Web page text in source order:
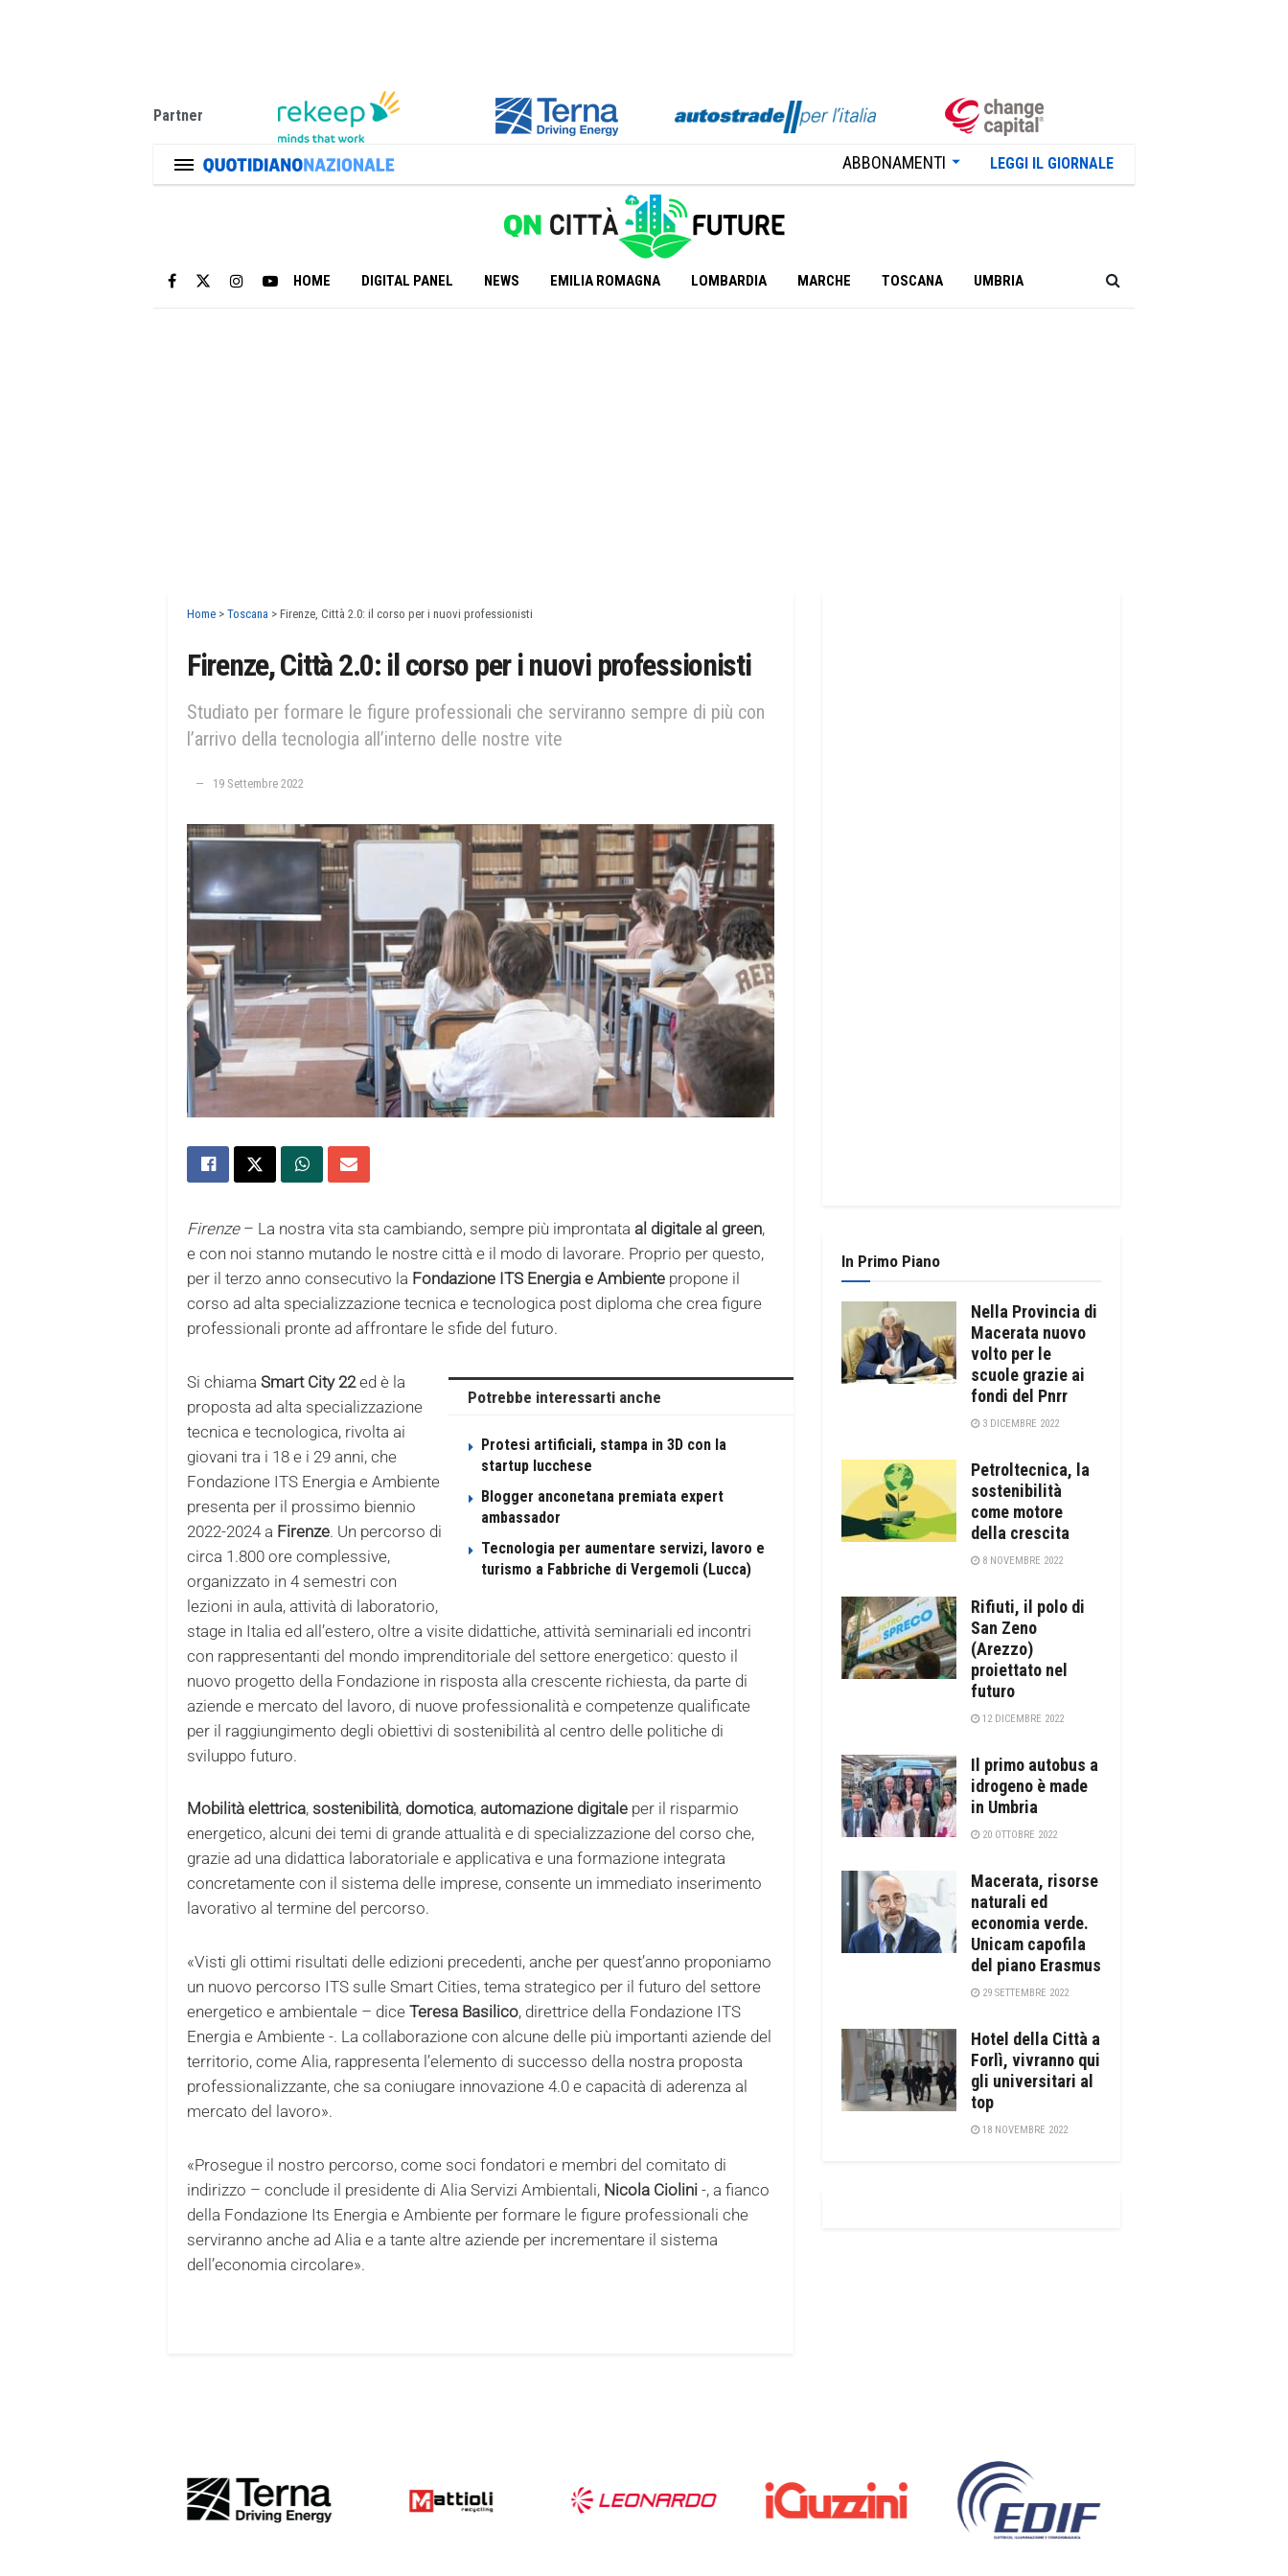
Partner
ABBONAMENTI LEGGI IL GIORNALE
HOME DIGITAL PANEL NEWS EMILIA ROMAGNA LOMBARDIA MARCHE TOSCANA UMBRIA
Home > Toscana > Firenze, Città 2.0: il corso per i nuovi professionisti
Firenze, Città 2.0: il corso per i nuovi professionisti
Studiato per formare le figure professionali che serviranno sempre di più con
l’arrivo della tecnologia all’interno delle nostre vite
19 Settembre 2022
Firenze– La nostra vita sta cambiando, sempre più improntata al digitale al green,
e con noi stanno mutando le nostre città e il modo di lavorare. Proprio per questo,
per il terzo anno consecutivo la Fondazione ITS Energia e Ambiente propone il
corso ad alta specializzazione tecnica e tecnologica post diploma che crea figure
professionali pronte ad affrontare le sfide del futuro.
Potrebbe interessarti anche
Protesi artificiali, stampa in 3D con la
startup lucchese
Blogger anconetana premiata expert
ambassador
Tecnologia per aumentare servizi, lavoro e
turismo a Fabbriche di Vergemoli (Lucca)
Si chiama Smart City 22ed è la
proposta ad alta specializzazione
tecnica e tecnologica, rivolta ai
giovani tra i 18 e i 29 anni, che
Fondazione ITS Energia e Ambiente
presenta per il prossimo biennio
2022-2024 a Firenze. Un percorso di
circa 1.800 ore complessive,
organizzato in 4 semestri con
lezioni in aula, attività di laboratorio,
stage in Italia ed all’estero, oltre a visite didattiche, attività seminariali ed incontri
con rappresentanti del mondo imprenditoriale del settore energetico: questo il
nuovo progetto della Fondazione in risposta alla crescente richiesta, da parte di
aziende e mercato del lavoro, di nuove professionalità e competenze qualificate
per il raggiungimento degli obiettivi di sostenibilità al centro delle politiche di
sviluppo futuro.
Mobilità elettrica, sostenibilità, domotica, automazione digitale per il risparmio
energetico, alcuni dei temi di grande attualità e di specializzazione del corso che,
grazie ad una didattica laboratoriale e applicativa e una formazione integrata
concretamente con il sistema delle imprese, consente un immediato inserimento
lavorativo al termine del percorso.
«Visti gli ottimi risultati delle edizioni precedenti, anche per quest’anno proponiamo
un nuovo percorso ITS sulle Smart Cities, tema strategico per il futuro del settore
energetico e ambientale – dice Teresa Basilico, direttrice della Fondazione ITS
Energia e Ambiente -. La collaborazione con alcune delle più importanti aziende del
territorio, come Alia, rappresenta l’elemento di successo della nostra proposta
professionalizzante, che sa coniugare innovazione 4.0 e capacità di aderenza al
mercato del lavoro».
«Prosegue il nostro percorso, come soci fondatori e membri del comitato di
indirizzo – conclude il presidente di Alia Servizi Ambientali, Nicola Ciolini -, a fianco
della Fondazione Its Energia e Ambiente per formare le figure professionali che
serviranno anche ad Alia e a tante altre aziende per incrementare il sistema
dell’economia circolare».
In Primo Piano
Nella Provincia di
Macerata nuovo
volto per le
scuole grazie ai
fondi del Pnrr
3 DICEMBRE 2022
Petroltecnica, la
sostenibilità
come motore
della crescita
8 NOVEMBRE 2022
Rifiuti, il polo di
San Zeno
(Arezzo)
proiettato nel
futuro
12 DICEMBRE 2022
Il primo autobus a
idrogeno è made
in Umbria
20 OTTOBRE 2022
Macerata, risorse
naturali ed
economia verde.
Unicam capofila
del piano Erasmus
29 SETTEMBRE 2022
Hotel della Città a
Forlì, vivranno qui
gli universitari al
top
18 NOVEMBRE 2022